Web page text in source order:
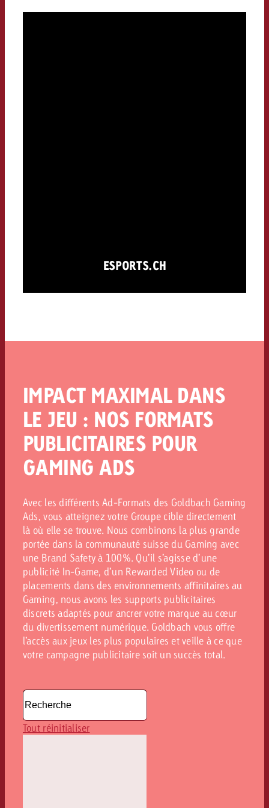
ESPORTS.CH
IMPACT MAXIMAL DANS
LE JEU : NOS FORMATS
PUBLICITAIRES POUR
GAMING ADS
Avec les différents Ad-Formats des Goldbach Gaming
Ads, vous atteignez votre Groupe cible directement
là où elle se trouve. Nous combinons la plus grande
portée dans la communauté suisse du Gaming avec
une Brand Safety à 100%. Qu’il s’agisse d’une
publicité In-Game, d’un Rewarded Video ou de
placements dans des environnements affinitaires au
Gaming, nous avons les supports publicitaires
discrets adaptés pour ancrer votre marque au cœur
du divertissement numérique. Goldbach vous offre
l’accès aux jeux les plus populaires et veille à ce que
votre campagne publicitaire soit un succès total.
Tout réinitialiser